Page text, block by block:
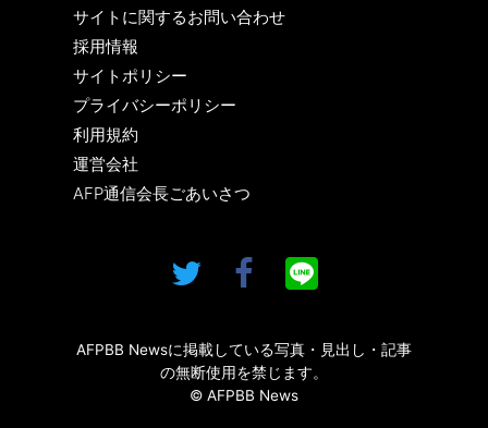
サイトに関するお問い合わせ
採用情報
サイトポリシー
プライバシーポリシー
利用規約
運営会社
AFP通信会長ごあいさつ
AFPBB Newsに掲載している写真・見出し・記事
の無断使用を禁じます。
© AFPBB News